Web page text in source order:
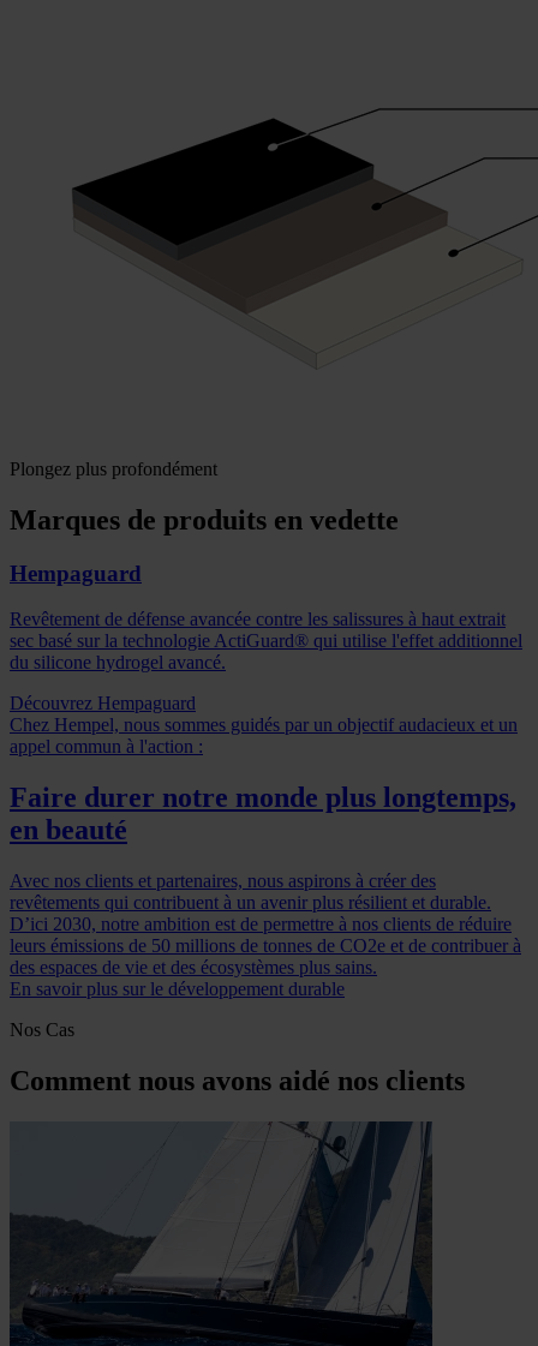
Plongez plus profondément
Marques de produits en vedette
Hempaguard
Revêtement de défense avancée contre les salissures à haut extrait
sec basé sur la technologie ActiGuard® qui utilise l'effet additionnel
du silicone hydrogel avancé.
Découvrez Hempaguard
Chez Hempel, nous sommes guidés par un objectif audacieux et un
appel commun à l'action :
Faire durer notre monde plus longtemps,
en beauté
Avec nos clients et partenaires, nous aspirons à créer des
revêtements qui contribuent à un avenir plus résilient et durable.
D’ici 2030, notre ambition est de permettre à nos clients de réduire
leurs émissions de 50 millions de tonnes de CO2e et de contribuer à
des espaces de vie et des écosystèmes plus sains.
En savoir plus sur le développement durable
Nos Cas
Comment nous avons aidé nos clients